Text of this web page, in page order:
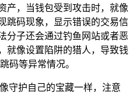
产，当钱包受到攻击时，就像
跳码现象，显示错误的交易信
分子还会通过钓鱼网站或者恶
就像设置陷阱的猎人，导致钱
码等异常情况。
守护自己的宝藏一样，注意